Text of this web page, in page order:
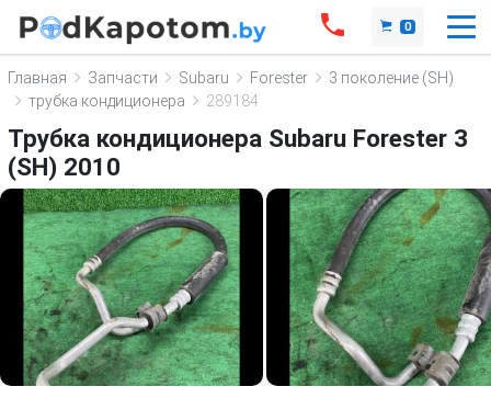
0
Главная Запчасти Subaru Forester
3 поколение (SH)
трубка кондиционера
289184
Трубка кондиционера Subaru Forester 3
(SH) 2010